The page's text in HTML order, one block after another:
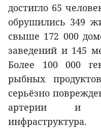
достигло 65
обрушились 349
свыше 172 000
заведений и 145
Более 100 000
рыбных
серьёзно
артерии и